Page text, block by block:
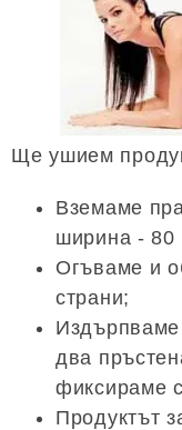
Ще ушием
Вземаме
ширина - 80
Огъваме и
страни;
Издърпваме
два
фиксираме
Продуктът